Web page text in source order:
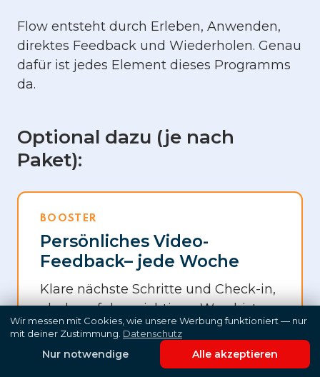
Flow entsteht durch Erleben, Anwenden,
direktes Feedback und Wiederholen. Genau
dafür ist jedes Element dieses Programms
da.
Optional dazu (je nach
Paket):
BOOSTER
Persönliches Video-
Feedback– jede Woche
Klare nächste Schritte und Check-in,
ob du auf dem richtigen Weg bist.
Statt Rätselraten.
Wir messen mit Cookies, wie unsere Werbung funktioniert — nur
mit deiner Zustimmung. Datenschutz
Nur notwendige Alle akzeptieren